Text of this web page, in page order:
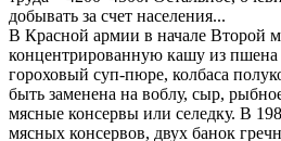
добывать за счет населения...
В Красной армии в начале Второй
концентрированную кашу из
гороховый суп-пюре, колбаса
быть заменена на воблу, сыр,
мясные консервы или селедку. В
мясных консервов, двух банок